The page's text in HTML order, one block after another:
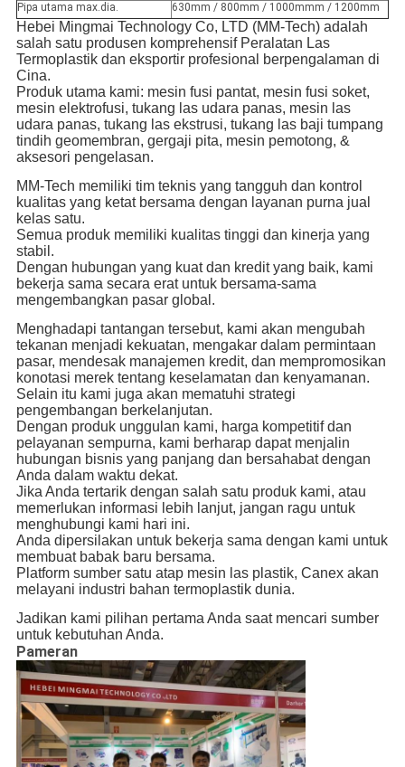
Pipa utama max.dia.
630mm / 800mm / 1000mmm / 1200mm
Hebei Mingmai Technology Co, LTD (MM-Tech) adalah
salah satu produsen komprehensif Peralatan Las
Termoplastik dan eksportir profesional berpengalaman di
Cina.
Produk utama kami: mesin fusi pantat, mesin fusi soket,
mesin elektrofusi, tukang las udara panas, mesin las
udara panas, tukang las ekstrusi, tukang las baji tumpang
tindih geomembran, gergaji pita, mesin pemotong, &
aksesori pengelasan.
MM-Tech memiliki tim teknis yang tangguh dan kontrol
kualitas yang ketat bersama dengan layanan purna jual
kelas satu.
Semua produk memiliki kualitas tinggi dan kinerja yang
stabil.
Dengan hubungan yang kuat dan kredit yang baik, kami
bekerja sama secara erat untuk bersama-sama
mengembangkan pasar global.
Menghadapi tantangan tersebut, kami akan mengubah
tekanan menjadi kekuatan, mengakar dalam permintaan
pasar, mendesak manajemen kredit, dan mempromosikan
konotasi merek tentang keselamatan dan kenyamanan.
Selain itu kami juga akan mematuhi strategi
pengembangan berkelanjutan.
Dengan produk unggulan kami, harga kompetitif dan
pelayanan sempurna, kami berharap dapat menjalin
hubungan bisnis yang panjang dan bersahabat dengan
Anda dalam waktu dekat.
Jika Anda tertarik dengan salah satu produk kami, atau
memerlukan informasi lebih lanjut, jangan ragu untuk
menghubungi kami hari ini.
Anda dipersilakan untuk bekerja sama dengan kami untuk
membuat babak baru bersama.
Platform sumber satu atap mesin las plastik, Canex akan
melayani industri bahan termoplastik dunia.
Jadikan kami pilihan pertama Anda saat mencari sumber
untuk kebutuhan Anda.
Pameran